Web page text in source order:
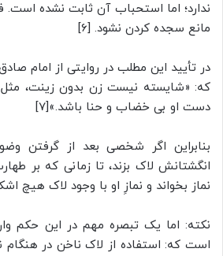
ندارد؛ اما استحباب آن ثابت نشده است.
مانع سجده کردن نشود. [6]
در تأیید این مطلب در روایتی از امام
که: «شایسته نیست زن بدون زینت، مثل
دست او بی خضاب و حنا باشد.»[7]
بنابراین اگر شخصی بعد از گرفتن
انگشتانش لاک بزند، تا زمانی که بر
نماز بخواند و نمازِ او با وجود لاک هیچ
نکته: اما یک تبصره مهم در این حکم
است که: استفاده از لاک ناخن در هنگام